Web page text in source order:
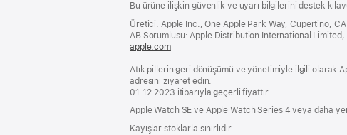
Bilgi
Bu ürüne ilişkin güvenlik ve uyarı bilgilerini destek
Üretici: Apple Inc., One Apple Park Way, Cupertino,
AB Sorumlusu: Apple Distribution International
apple.com(yeni
pencerede
açılır)
Atık pillerin geri dönüşümü ve yönetimiyle ilgili olarak
adresini ziyaret edin.
01.12.2023 itibarıyla geçerli fiyattır.
Apple Watch SE ve Apple Watch Series 4 veya daha
Kayışlar stoklarla sınırlıdır.